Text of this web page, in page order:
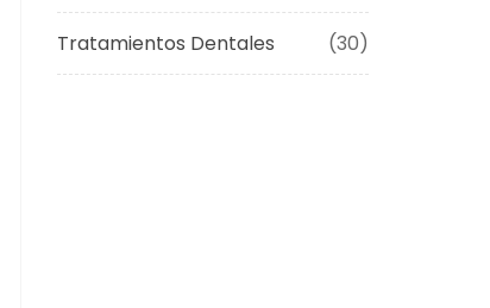
Tratamientos Dentales (30)